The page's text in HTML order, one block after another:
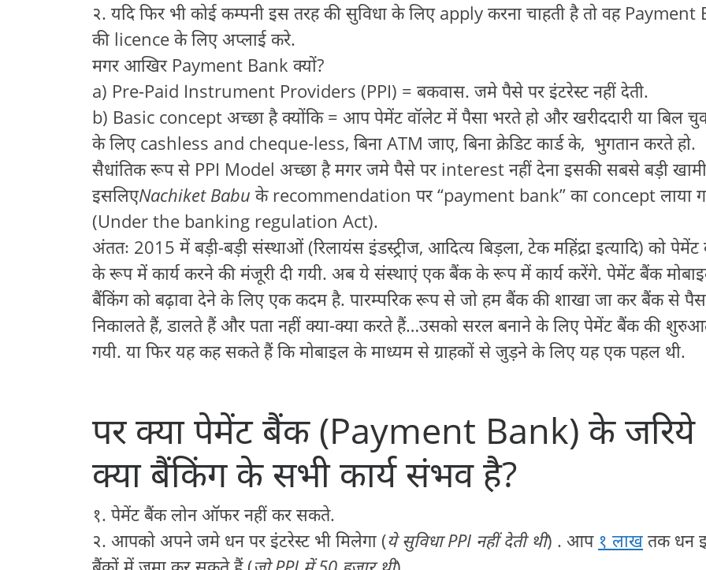
२. यदि फिर भी कोई कम्पनी इस तरह की सुविधा के लिए apply करना चाहती है तो वह Payment
की licence के लिए अप्लाई करे.
मगर आखिर Payment Bank क्यों?
a) Pre-Paid Instrument Providers (PPI) = बकवास. जमे पैसे पर इंटरेस्ट नहीं देती.
b) Basic concept अच्छा है क्योंकि = आप पेमेंट वॉलेट में पैसा भरते हो और खरीददारी या बिल
के लिए cashless and cheque-less, बिना ATM जाए, बिना क्रेडिट कार्ड के, भुगतान करते हो.
सैधांतिक रूप से PPI Model अच्छा है मगर जमे पैसे पर interest नहीं देना इसकी सबसे बड़ी
इसलिएNachiket Babu के recommendation पर “payment bank” का concept लाया
(Under the banking regulation Act).
अंततः 2015 में बड़ी-बड़ी संस्थाओं (रिलायंस इंडस्ट्रीज, आदित्य बिड़ला, टेक महिंद्रा इत्यादि) को
के रूप में कार्य करने की मंजूरी दी गयी. अब ये संस्थाएं एक बैंक के रूप में कार्य करेंगे. पेमेंट बैंक
बैंकिंग को बढ़ावा देने के लिए एक कदम है. पारम्परिक रूप से जो हम बैंक की शाखा जा कर बैंक से
निकालते हैं, डालते हैं और पता नहीं क्या-क्या करते हैं…उसको सरल बनाने के लिए पेमेंट बैंक की
गयी. या फिर यह कह सकते हैं कि मोबाइल के माध्यम से ग्राहकों से जुड़ने के लिए यह एक पहल थी.
पर क्या पेमेंट बैंक (Payment Bank) के जरिये
क्या बैंकिंग के सभी कार्य संभव है?
१. पेमेंट बैंक लोन ऑफर नहीं कर सकते.
२. आपको अपने जमे धन पर इंटरेस्ट भी मिलेगा (ये सुविधा PPI नहीं देती थी) . आप १ लाख तक धन